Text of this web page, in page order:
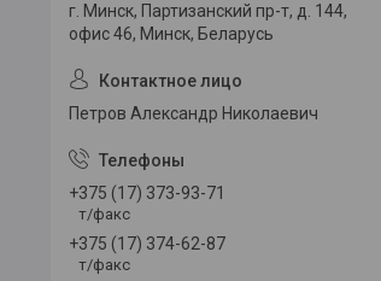
г. Минск, Партизанский пр-т, д. 144,
офис 46, Минск, Беларусь
Петров Александр Николаевич
+375 (17) 373-93-71
т/факс
+375 (17) 374-62-87
т/факс